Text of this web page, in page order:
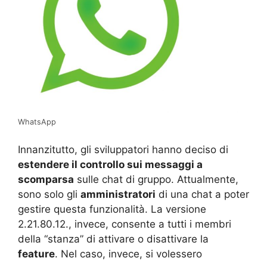
WhatsApp
Innanzitutto, gli sviluppatori hanno deciso di
estendere il controllo sui messaggi a
scomparsa sulle chat di gruppo. Attualmente,
sono solo gli amministratori di una chat a poter
gestire questa funzionalità. La versione
2.21.80.12., invece, consente a tutti i membri
della “stanza” di attivare o disattivare la
feature. Nel caso, invece, si volessero